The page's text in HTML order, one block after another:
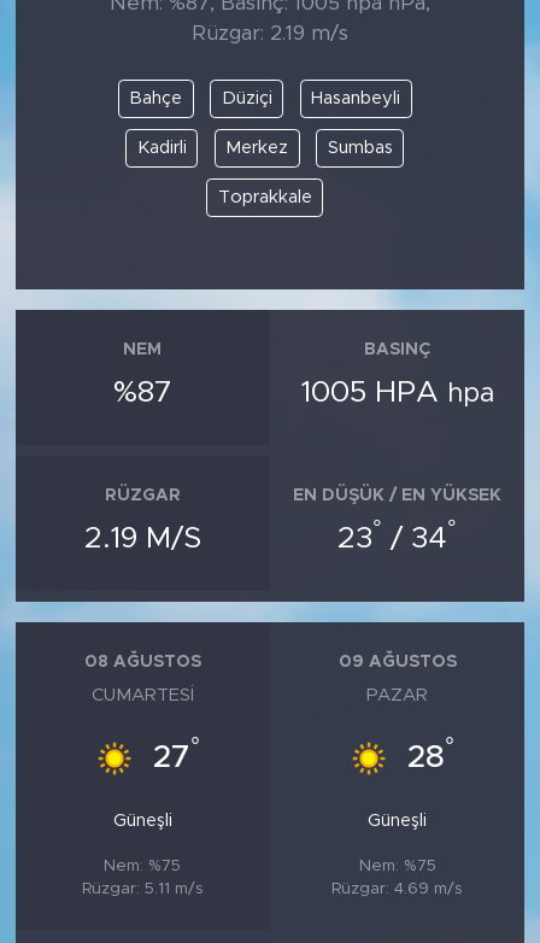
Rüzgar: 2.19 m/s
Bahçe Düziçi Hasanbeyli
Kadirli Merkez Sumbas
Toprakkale
NEM
%87
BASINÇ
1005 HPA hpa
RÜZGAR
2.19 M/S
EN DÜŞÜK / EN YÜKSEK
23° / 34°
08 AĞUSTOS
CUMARTESI
27°
Güneşli
Nem: %75
Rüzgar: 5.11 m/s
09 AĞUSTOS
PAZAR
28°
Güneşli
Nem: %75
Rüzgar: 4.69 m/s